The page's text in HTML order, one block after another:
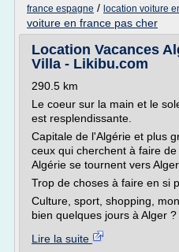
france espagne / location voiture
voiture en france pas cher
Location Vacances
Villa - Likibu.com
290.5 km
Le coeur sur la main et le
est resplendissante.
Capitale de l'Algérie et plus
ceux qui cherchent à faire
Algérie se tournent vers Alger.
Trop de choses à faire en si
Culture, sport, shopping,
bien quelques jours à Alger
Lire la suite